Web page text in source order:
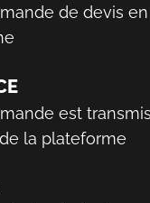
de devis
est
la plateforme